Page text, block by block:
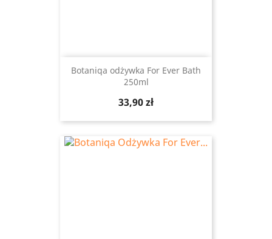
Botaniqa odżywka For Ever Bath
250ml
Cena
33,90 zł